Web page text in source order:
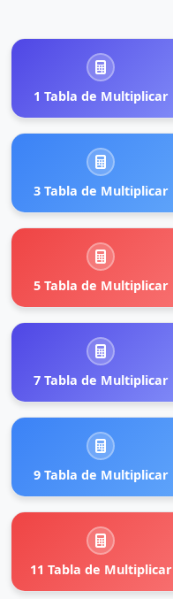
1 Tabla de Multiplicar
3 Tabla de Multiplicar
5 Tabla de Multiplicar
7 Tabla de Multiplicar
9 Tabla de Multiplicar
11 Tabla de Multiplicar